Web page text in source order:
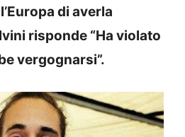
di averla
risponde “Ha violato
vergognarsi”.